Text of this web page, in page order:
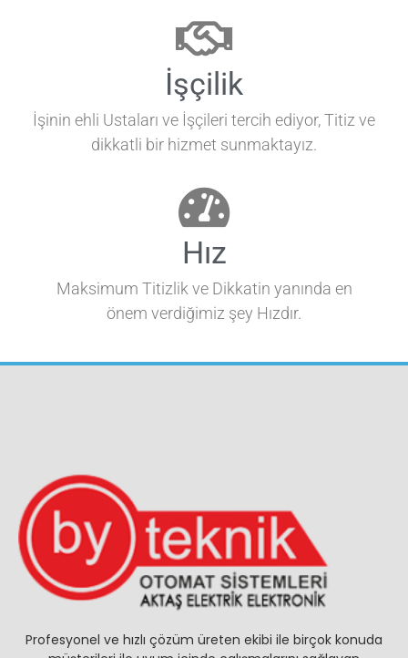
İşçilik
İşinin ehli Ustaları ve İşçileri tercih ediyor, Titiz ve
dikkatli bir hizmet sunmaktayız.
Hız
Maksimum Titizlik ve Dikkatin yanında en
önem verdiğimiz şey Hızdır.
Profesyonel ve hızlı çözüm üreten ekibi ile birçok konuda